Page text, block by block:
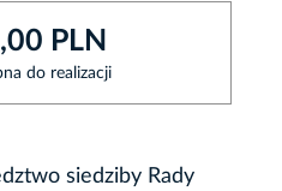
PLN
do realizacji
siedziby Rady